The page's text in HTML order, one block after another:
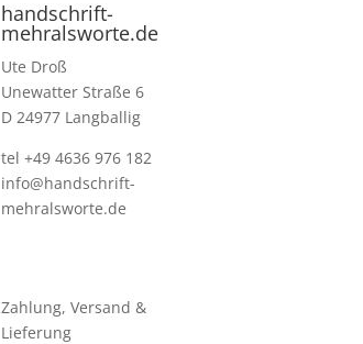
handschrift-
mehralsworte.de
Ute Droß
Unewatter Straße 6
D 24977 Langballig
tel +49 4636 976 182
info@handschrift-
mehralsworte.de
Zahlung, Versand &
Lieferung